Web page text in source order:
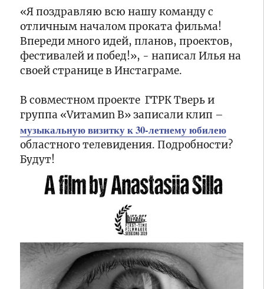
в
стиле
модерн»
Тверской
области
Виталий
Королев:
«В
этом
благоустраиваем
58
пространств
в
37
округах
Верхневолжья»
17:50
В
Твери
крышу
стадиона
Химик
после
урагана
17:20
Воспитанниками
воскресной
школы
Тверской
области
басни
Карась
тепловых
сетей
16:20
21
компания
«Я поздравляю всю нашу команду с
отличным началом проката фильма!
Впереди много идей, планов, проектов,
фестивалей и побед!», - написал Илья на
своей странице в Инстаграме.
В совместном проекте ГТРК Тверь и
группа «Vитамиn B» записали клип –
музыкальную визитку к 30-летнему юбилею
областного телевидения. Подробности?
Будут!